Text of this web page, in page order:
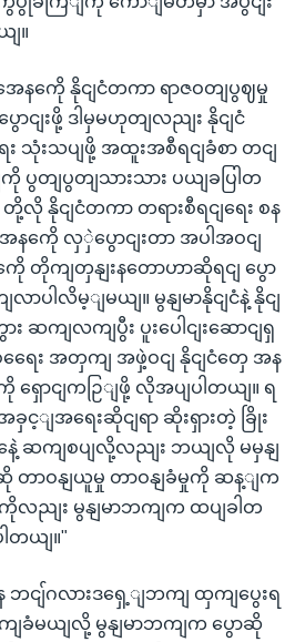
။
အေနကေို နိုငျငံတကာ ရာဇဝတျပွဈမှု
ငျးဖို့ ဒါမှမဟုတျလညျး နိုငျငံ
သုံးသပျဖို့ အထူးအစီရငျခံစာ တငျ
တျပွတျသားသား ပယျခပြါတ
တို့လို နိုငျငံတကာ တရားစီရငျရေး စန
ေနကေို လှှဲပွောငျးတာ အပါအဝငျ
တိုကျတှနျးနတောဟာဆိုရငျ ပွော
ာပါလိမ့ျမယျ။ မွနျမာနိုငျငံနဲ့ နိုငျ
ဆကျလကျပွီး ပူးပေါငျးဆောငျရှ
ရေေး အတှကျ အဖှဲ့ဝငျ နိုငျငံတှေ အန
ရှောငျကဉြျဖို့ လိုအပျပါတယျ။ ရ
င့ျအရေးဆိုငျရာ ဆိုးရှားတဲ့ ခြိုး
ေဲ့ ဆကျစပျလို့လညျး ဘယျလို မမှနျ
ဆို တာဝနျယူမှု တာဝနျခံမှုကို ဆန့ျက
လညျး မွနျမာဘကျက ထပျခါတ
တယျ။"
ဘငျ်ဂလားဒရှေ့ျဘကျ ထှကျပွေးရ
ခံမယျလို့ မွနျမာဘကျက ပွောဆို